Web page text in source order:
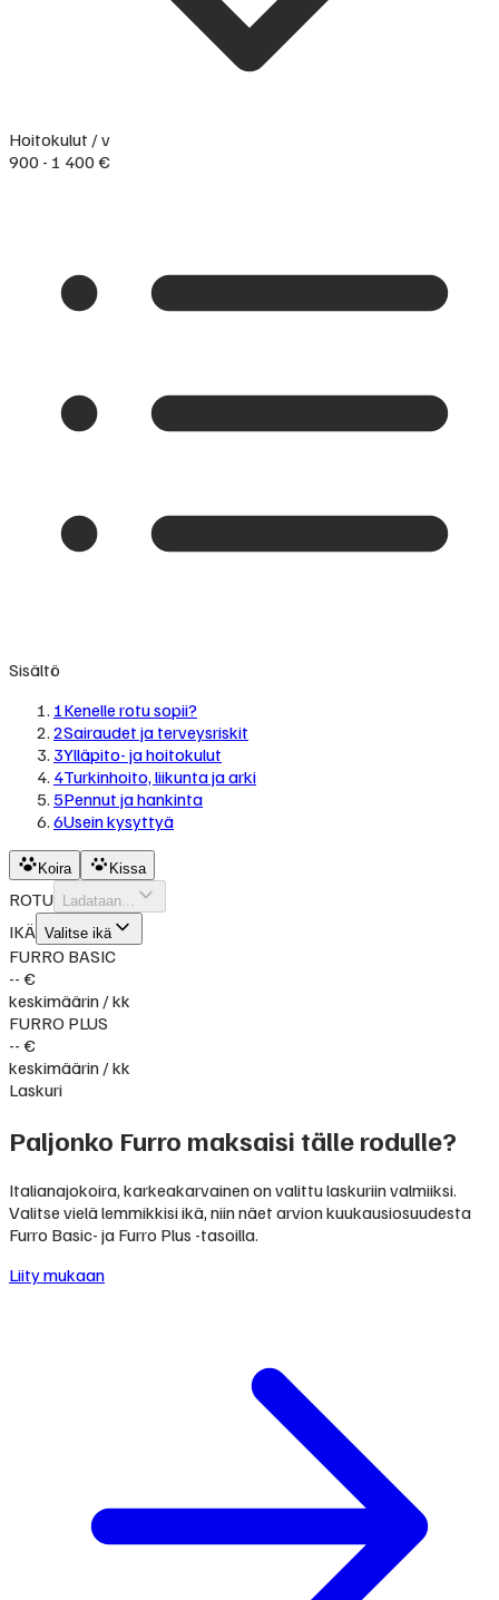
Hoitokulut / v
900 - 1 400 €
Sisältö
1Kenelle rotu sopii?
2Sairaudet ja terveysriskit
3Ylläpito- ja hoitokulut
4Turkinhoito, liikunta ja arki
5Pennut ja hankinta
6Usein kysyttyä
Koira Kissa
ROTU Ladataan...
IKÄ Valitse ikä
FURRO BASIC
-- €
keskimäärin / kk
FURRO PLUS
-- €
keskimäärin / kk
Laskuri
Paljonko Furro maksaisi tälle rodulle?
Italianajokoira, karkeakarvainen on valittu laskuriin valmiiksi.
Valitse vielä lemmikkisi ikä, niin näet arvion kuukausiosuudesta
Furro Basic- ja Furro Plus -tasoilla.
Liity mukaan